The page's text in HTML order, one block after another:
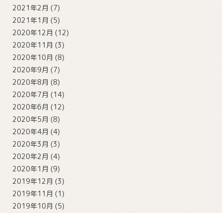
2021年2月 (7)
2021年1月 (5)
2020年12月 (12)
2020年11月 (3)
2020年10月 (8)
2020年9月 (7)
2020年8月 (8)
2020年7月 (14)
2020年6月 (12)
2020年5月 (8)
2020年4月 (4)
2020年3月 (3)
2020年2月 (4)
2020年1月 (9)
2019年12月 (3)
2019年11月 (1)
2019年10月 (5)